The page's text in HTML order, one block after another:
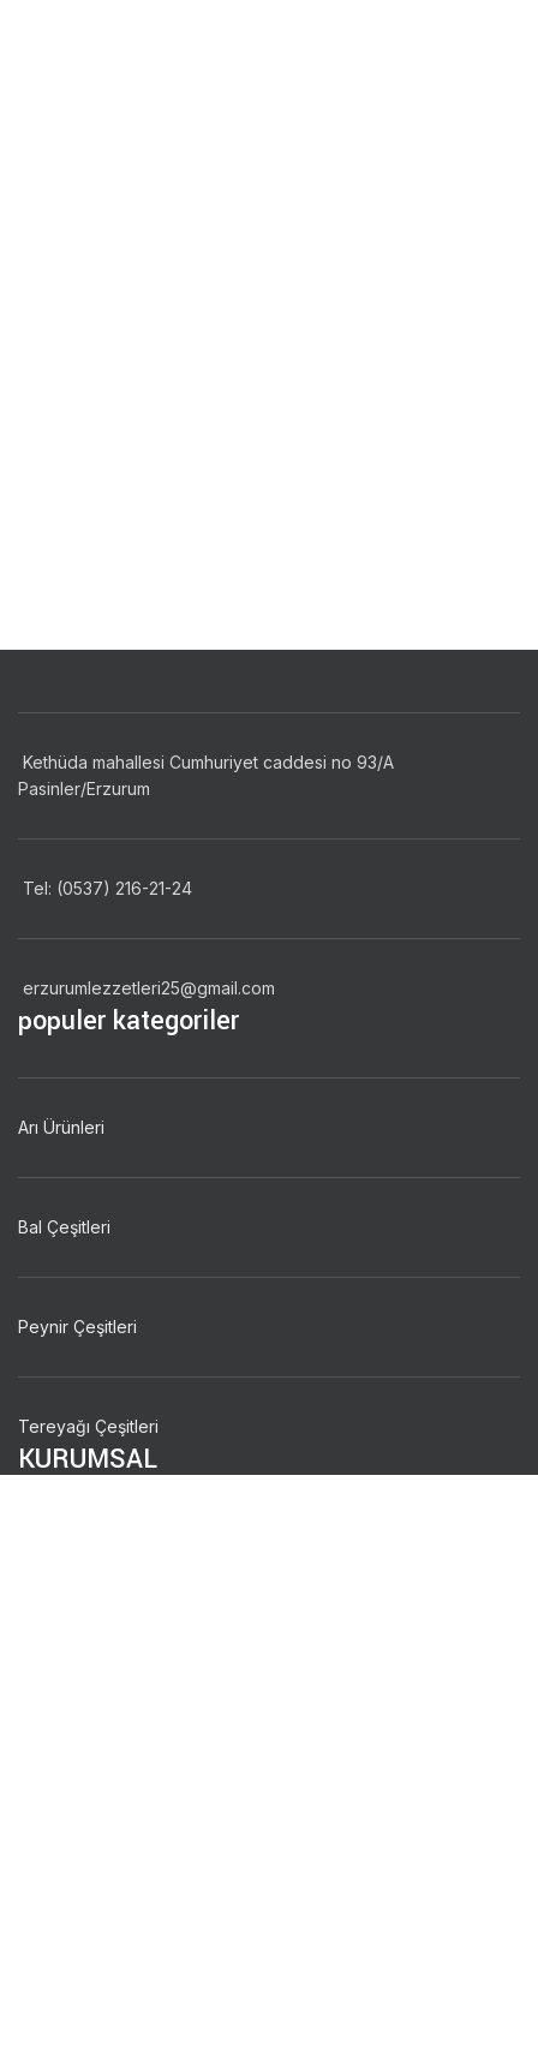
Kethüda mahallesi Cumhuriyet caddesi no 93/A
Pasinler/Erzurum
Tel: (0537) 216-21-24
erzurumlezzetleri25@gmail.com
populer kategoriler
Arı Ürünleri
Bal Çeşitleri
Peynir Çeşitleri
Tereyağı Çeşitleri
KURUMSAL